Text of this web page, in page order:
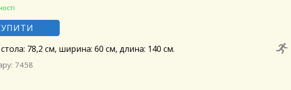
78,2 см, ширина: 60 см, длина: 140 см.
7458